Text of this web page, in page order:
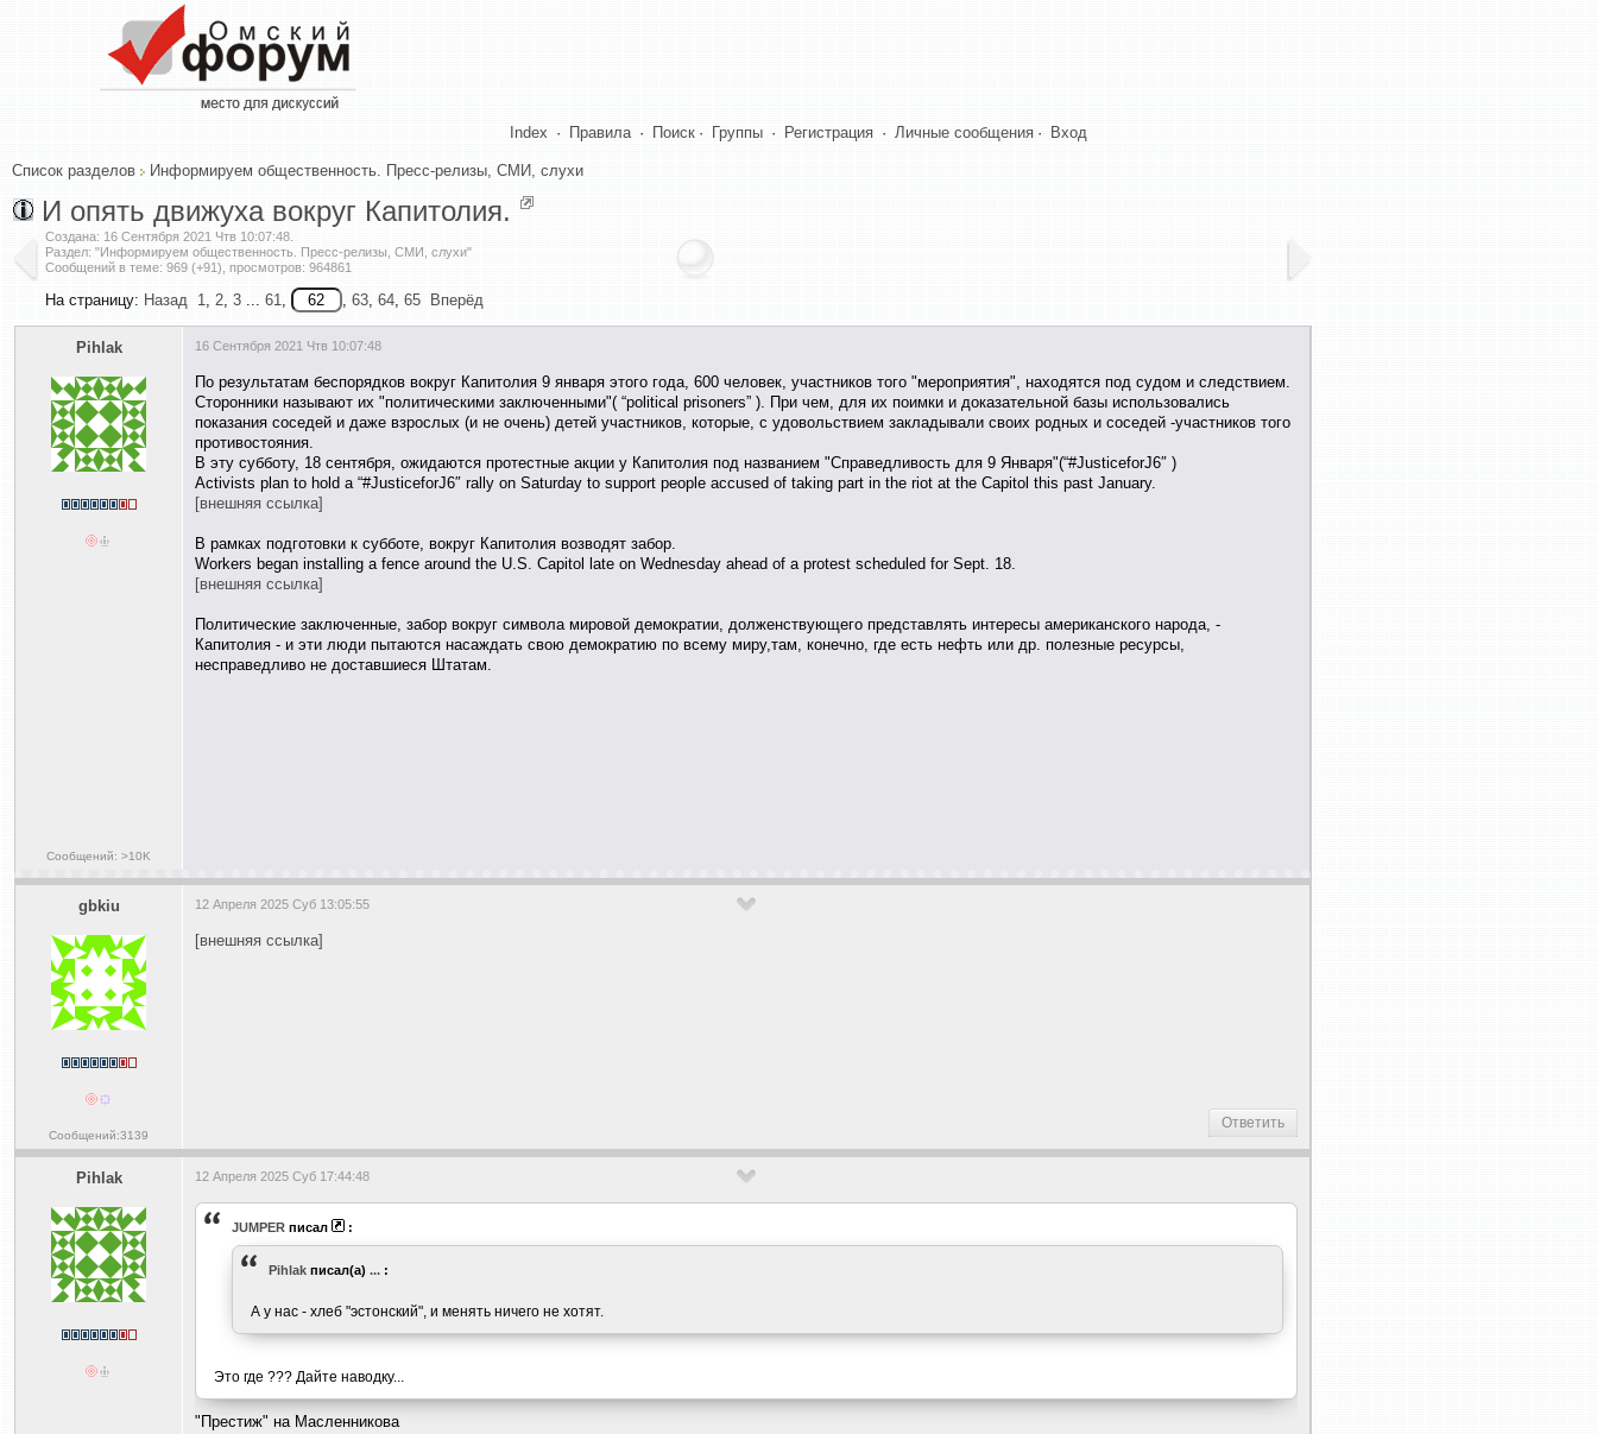
Index · Правила · Поиск · Группы · Регистрация · Личные сообщения · Вход
Список разделов Информируем общественность. Пресс-релизы, СМИ, слухи
И опять движуха вокруг Капитолия.
Создана: 16 Сентября 2021 Чтв 10:07:48
Раздел: "Информируем общественность. Пресс-релизы, СМИ, слухи"
Сообщений в теме: 969 (+91), просмотров: 964861
На страницу: Назад 1, 2, 3 ... 61, , 63, 64, 65 Вперёд
Pihlak
Сообщений: >10K
16 Сентября 2021 Чтв 10:07:48
По результатам беспорядков вокруг Капитолия 9 января этого года, 600 человек, участников того "мероприятия", находятся под судом и следствием.
Сторонники называют их "политическими заключенными"( “political prisoners” ). При чем, для их поимки и доказательной базы использовались
показания соседей и даже взрослых (и не очень) детей участников, которые, с удовольствием закладывали своих родных и соседей -участников того
противостояния.
В эту субботу, 18 сентября, ожидаются протестные акции у Капитолия под названием "Справедливость для 9 Января"(“#JusticeforJ6″ )
Activists plan to hold a “#JusticeforJ6″ rally on Saturday to support people accused of taking part in the riot at the Capitol this past January.
[внешняя ссылка]
В рамках подготовки к субботе, вокруг Капитолия возводят забор.
Workers began installing a fence around the U.S. Capitol late on Wednesday ahead of a protest scheduled for Sept. 18.
[внешняя ссылка]
Политические заключенные, забор вокруг символа мировой демократии, долженствующего представлять интересы американского народа, -
Капитолия - и эти люди пытаются насаждать свою демократию по всему миру,там, конечно, где есть нефть или др. полезные ресурсы,
несправедливо не доставшиеся Штатам.
gbkiu
Сообщений:3139
12 Апреля 2025 Суб 13:05:55
[внешняя ссылка]
Ответить
Pihlak 12 Апреля 2025 Суб 17:44:48
JUMPER писал :
Pihlak писал(а) ... :
А у нас - хлеб "эстонский", и менять ничего не хотят.
Это где ??? Дайте наводку...
"Престиж" на Масленникова